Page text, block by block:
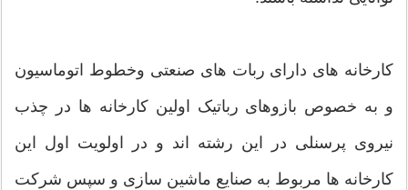
کارخانه های دارای ربات های صنعتی وخطوط اتوماسیون
و به خصوص بازوهای رباتیک اولین کارخانه ها در چذب
نیروی پرسنلی در این رشته اند و در اولویت اول این
کارخانه ها مربوط به صنایع ماشین سازی و سپس شرکت